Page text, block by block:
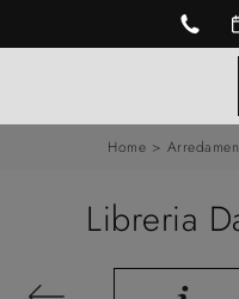
Home >
Libreria